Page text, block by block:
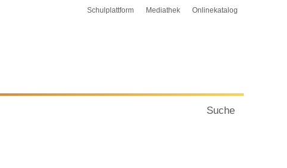
Onlinekatalog
Mediathek
Schulplattform
Suche